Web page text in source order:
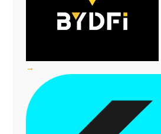
→